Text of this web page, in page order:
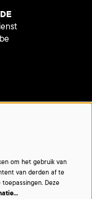
om het gebruik van
van derden af te
Deze